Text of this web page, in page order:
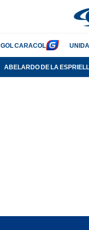
GOL CARACOL
ABELARDO DE LA